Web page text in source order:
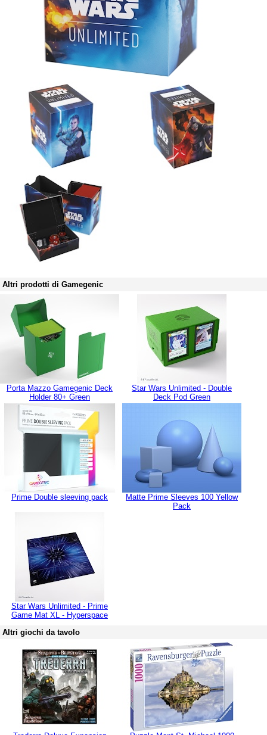
Altri prodotti di Gamegenic
Porta Mazzo Gamegenic Deck
Holder 80+ Green
Star Wars Unlimited - Double
Deck Pod Green
Prime Double sleeving pack
Matte Prime Sleeves 100 Yellow
Pack
Star Wars Unlimited - Prime
Game Mat XL - Hyperspace
Altri giochi da tavolo